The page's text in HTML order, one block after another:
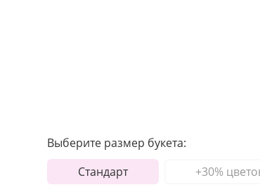
Выберите размер букета:
Стандарт
+30%